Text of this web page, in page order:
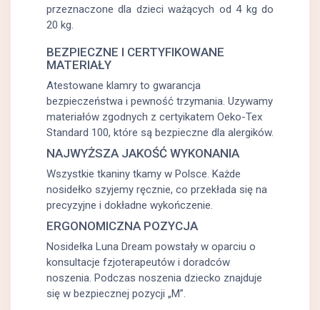
przeznaczone dla dzieci ważących od 4 kg do
20 kg.
BEZPIECZNE I CERTYFIKOWANE
MATERIAŁY
Atestowane klamry to gwarancja
bezpieczeństwa i pewność trzymania. Uzywamy
materiałów zgodnych z certyikatem Oeko-Tex
Standard 100, które są bezpieczne dla alergików.
NAJWYŻSZA JAKOŚĆ WYKONANIA
Wszystkie tkaniny tkamy w Polsce. Każde
nosidełko szyjemy ręcznie, co przekłada się na
precyzyjne i dokładne wykończenie.
ERGONOMICZNA POZYCJA
Nosidełka Luna Dream powstały w oparciu o
konsultacje fzjoterapeutów i doradców
noszenia. Podczas noszenia dziecko znajduje
się w bezpiecznej pozycji „M”.